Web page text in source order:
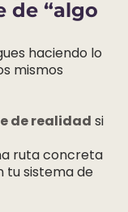
de “algo
haciendo lo
mismos
de realidad si
ruta concreta
tu sistema de